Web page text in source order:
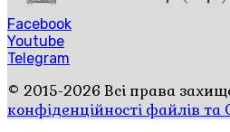
Facebook
Youtube
Telegram
© 2015-2026 Всі права
конфіденційності файлів та